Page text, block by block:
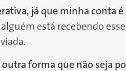
já que minha conta é
está recebendo
forma que não seja